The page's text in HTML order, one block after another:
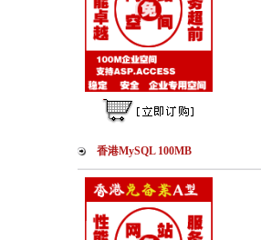
香港MySQL 100MB